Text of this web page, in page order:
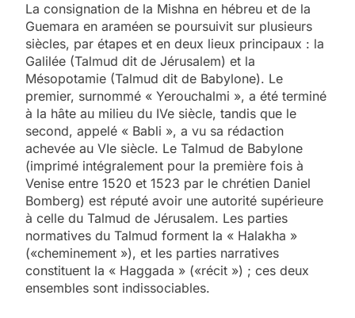
La consignation de la Mishna en hébreu et de la
Guemara en araméen se poursuivit sur plusieurs
siècles, par étapes et en deux lieux principaux : la
Galilée (Talmud dit de Jérusalem) et la
Mésopotamie (Talmud dit de Babylone). Le
premier, surnommé « Yerouchalmi », a été terminé
à la hâte au milieu du IVe siècle, tandis que le
second, appelé « Babli », a vu sa rédaction
achevée au VIe siècle. Le Talmud de Babylone
(imprimé intégralement pour la première fois à
Venise entre 1520 et 1523 par le chrétien Daniel
Bomberg) est réputé avoir une autorité supérieure
à celle du Talmud de Jérusalem. Les parties
normatives du Talmud forment la « Halakha »
(«cheminement »), et les parties narratives
constituent la « Haggada » («récit ») ; ces deux
ensembles sont indissociables.